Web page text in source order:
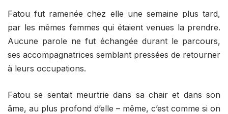
Fatou fut ramenée chez elle une semaine plus tard,
par les mêmes femmes qui étaient venues la prendre.
Aucune parole ne fut échangée durant le parcours,
ses accompagnatrices semblant pressées de retourner
à leurs occupations.
Fatou se sentait meurtrie dans sa chair et dans son
âme, au plus profond d’elle – même, c’est comme si on